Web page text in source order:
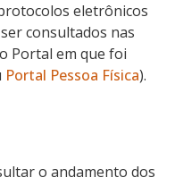
eletrônicos
consultados nas
Portal em que foi
Portal Pessoa Física).
o andamento dos